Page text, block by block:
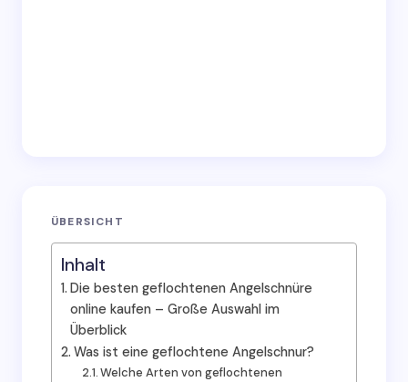
ÜBERSICHT
Inhalt
Die besten geflochtenen Angelschnüre
online kaufen – Große Auswahl im
Überblick
Was ist eine geflochtene Angelschnur?
Welche Arten von geflochtenen